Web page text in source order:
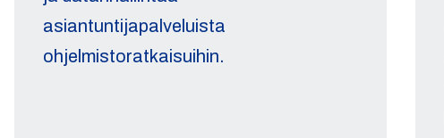
asiantuntijapalveluista
ohjelmistoratkaisuihin.